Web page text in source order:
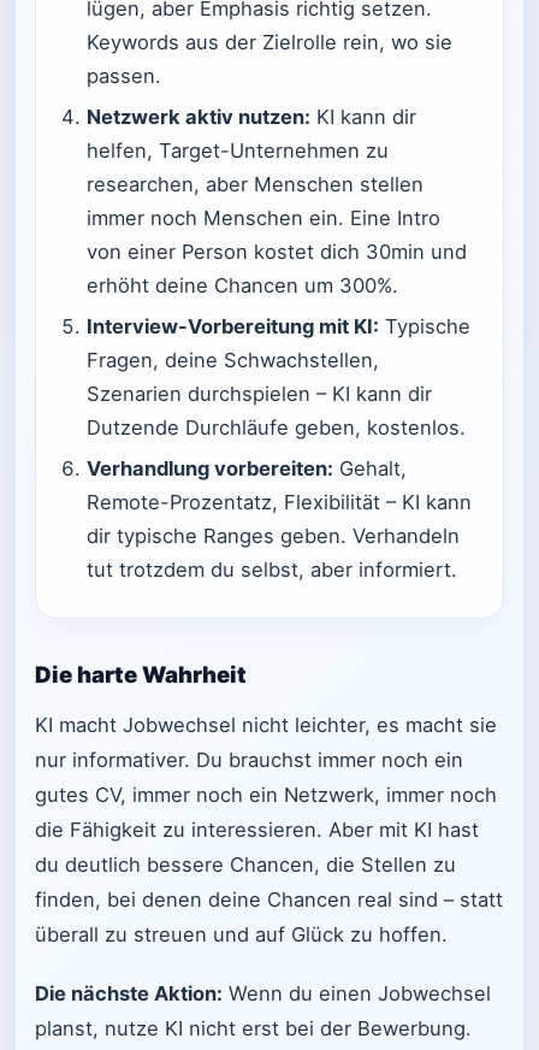
lügen, aber Emphasis richtig setzen.
Keywords aus der Zielrolle rein, wo sie
passen.
Netzwerk aktiv nutzen: KI kann dir
helfen, Target-Unternehmen zu
researchen, aber Menschen stellen
immer noch Menschen ein. Eine Intro
von einer Person kostet dich 30min und
erhöht deine Chancen um 300%.
Interview-Vorbereitung mit KI: Typische
Fragen, deine Schwachstellen,
Szenarien durchspielen – KI kann dir
Dutzende Durchläufe geben, kostenlos.
Verhandlung vorbereiten: Gehalt,
Remote-Prozentatz, Flexibilität – KI kann
dir typische Ranges geben. Verhandeln
tut trotzdem du selbst, aber informiert.
Die harte Wahrheit
KI macht Jobwechsel nicht leichter, es macht sie
nur informativer. Du brauchst immer noch ein
gutes CV, immer noch ein Netzwerk, immer noch
die Fähigkeit zu interessieren. Aber mit KI hast
du deutlich bessere Chancen, die Stellen zu
finden, bei denen deine Chancen real sind – statt
überall zu streuen und auf Glück zu hoffen.
Die nächste Aktion: Wenn du einen Jobwechsel
planst, nutze KI nicht erst bei der Bewerbung.